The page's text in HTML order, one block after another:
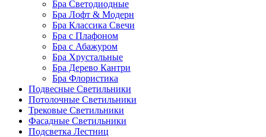
Бра Светодиодные
Бра Лофт & Модерн
Бра Классика Свечи
Бра с Плафоном
Бра с Абажуром
Бра Хрустальные
Бра Дерево Кантри
Бра Флористика
Подвесные Светильники
Потолочные Светильники
Трековые Светильники
Фасадные Светильники
Подсветка Лестниц